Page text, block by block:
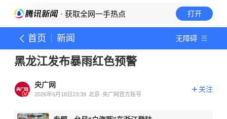
· 获取全网一手热点 打开
首页 新闻 无障碍
黑龙江发布暴雨红色预警
央广网
2026年6月18日23:39 北京 央广网官方账号
关注